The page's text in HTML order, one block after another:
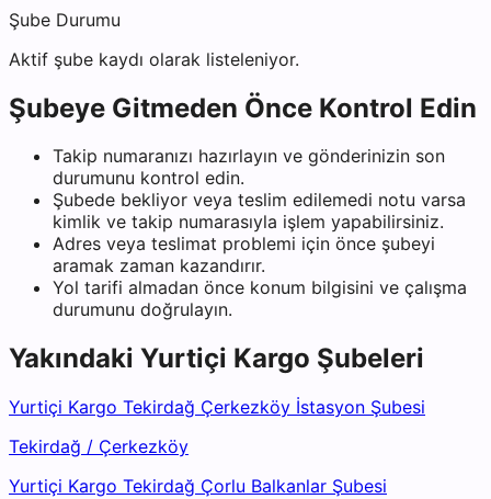
Şube Durumu
Aktif şube kaydı olarak listeleniyor.
Şubeye Gitmeden Önce Kontrol Edin
Takip numaranızı hazırlayın ve gönderinizin son
durumunu kontrol edin.
Şubede bekliyor veya teslim edilemedi notu varsa
kimlik ve takip numarasıyla işlem yapabilirsiniz.
Adres veya teslimat problemi için önce şubeyi
aramak zaman kazandırır.
Yol tarifi almadan önce konum bilgisini ve çalışma
durumunu doğrulayın.
Yakındaki Yurtiçi Kargo Şubeleri
Yurtiçi Kargo Tekirdağ Çerkezköy İstasyon Şubesi
Tekirdağ / Çerkezköy
Yurtiçi Kargo Tekirdağ Çorlu Balkanlar Şubesi